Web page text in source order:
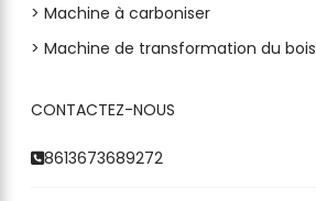
> Machine à carboniser
> Machine de transformation du bois
CONTACTEZ-NOUS
8613673689272